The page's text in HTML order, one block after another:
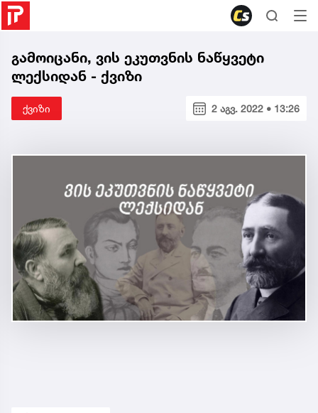
გამოიცანი, ვის ეკუთვნის ნაწყვეტი
ლექსიდან - ქვიზი
ქვიზი 2 აგვ. 2022 • 13:26